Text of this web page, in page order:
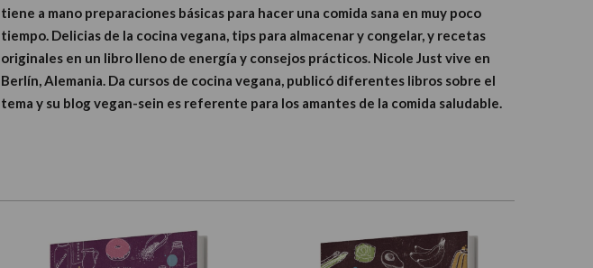
tiene a mano preparaciones básicas para hacer una comida sana en muy poco
tiempo. Delicias de la cocina vegana, tips para almacenar y congelar, y recetas
originales en un libro lleno de energía y consejos prácticos. Nicole Just vive en
Berlín, Alemania. Da cursos de cocina vegana, publicó diferentes libros sobre el
tema y su blog vegan-sein es referente para los amantes de la comida saludable.